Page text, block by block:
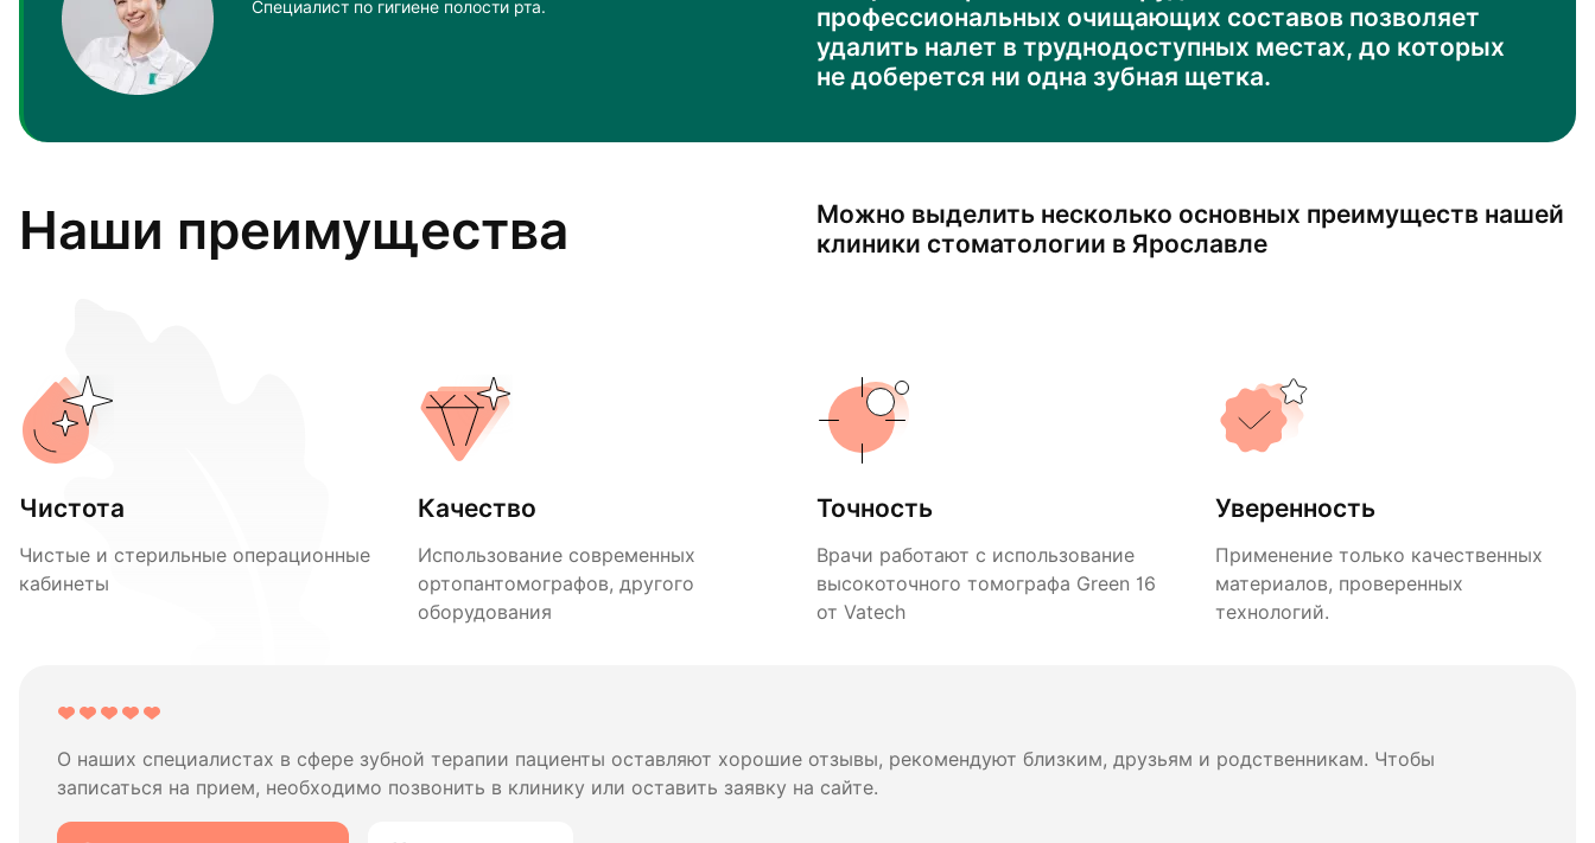
Специалист по гигиене полости рта.
профессиональных очищающих составов позволяет
удалить налет в труднодоступных местах, до которых
не доберется ни одна зубная щетка.
Наши преимущества
Можно выделить несколько основных преимуществ нашей
клиники стоматологии в Ярославле
Чистота
Чистые и стерильные операционные
кабинеты
Качество
Использование современных
ортопантомографов, другого
оборудования
Точность
Врачи работают с использование
высокоточного томографа Green 16
от Vatech
Уверенность
Применение только качественных
материалов, проверенных
технологий.
О наших специалистах в сфере зубной терапии пациенты оставляют хорошие отзывы, рекомендуют близким, друзьям и родственникам. Чтобы
записаться на прием, необходимо позвонить в клинику или оставить заявку на сайте.